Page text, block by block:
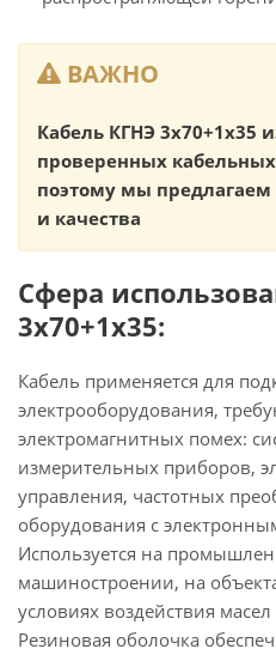
ВАЖНО
Кабель КГНЭ 3х70+1х35
проверенных
поэтому мы
и качества
Сфера
3х70+1х35:
Кабель применяется для
электрооборудования,
электромагнитных помех:
измерительных приборов,
управления, частотных
оборудования с
Используется на
машиностроении, на
условиях воздействия
Резиновая оболочка